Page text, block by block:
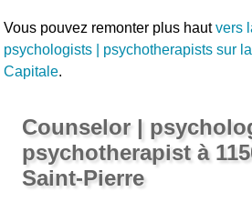
Vous pouvez remonter plus hautvers
psychologists | psychotherapists sur
Capitale.
Counselor |
psychotherapist à
Saint-Pierre